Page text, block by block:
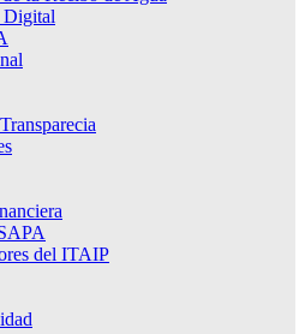
Digital
del ITAIP